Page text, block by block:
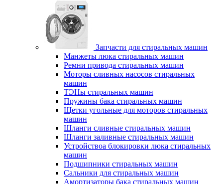
Запчасти для стиральных машин
Манжеты люка стиральных машин
Ремни привода стиральных машин
Моторы сливных насосов стиральных
машин
ТЭНы стиральных машин
Пружины бака стиральных машин
Щетки угольные для моторов стиральных
машин
Шланги сливные стиральных машин
Шланги заливные стиральных машин
Устройствоа блокировки люка стиральных
машин
Подшипники стиральных машин
Сальники для стиральных машин
Амортизаторы бака стиральных машин